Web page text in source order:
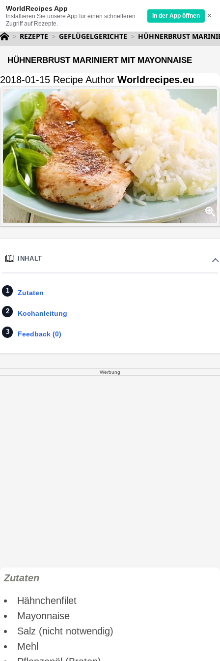
WorldRecipes App
Installieren Sie unsere App für einen schnelleren
Zugriff auf Rezepte.
In der App öffnen ×
REZEPTE GEFLÜGELGERICHTE HÜHNERBRUST
HÜHNERBRUST MARINIERT MIT MAYONNAISE
2018-01-15 Recipe Author Worldrecipes.eu
INHALT
Zutaten
Kochanleitung
Feedback (0)
Werbung
Zutaten
Hähnchenfilet
Mayonnaise
Salz (nicht notwendig)
Mehl